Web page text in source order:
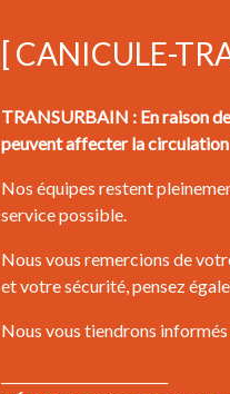
[ CANICULE-
TRANSURBAIN : En raison
peuvent affecter la circulation
Nos équipes restent
service possible.
Nous vous remercions de
et votre sécurité, pensez
Nous vous tiendrons